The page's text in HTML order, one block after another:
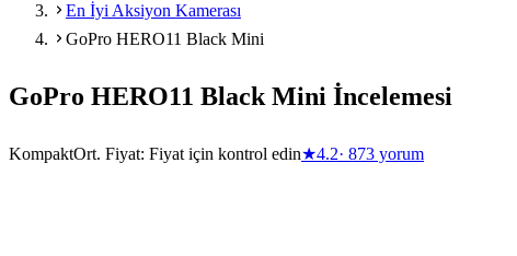
En İyi Aksiyon Kamerası
GoPro HERO11 Black Mini
GoPro HERO11 Black Mini İncelemesi
KompaktOrt. Fiyat: Fiyat için kontrol edin★4.2· 873 yorum